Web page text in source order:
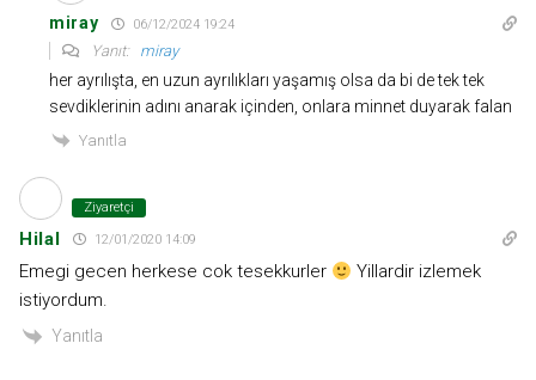
miray 06/12/2024 19:24
Yanıt: miray
her ayrılışta, en uzun ayrılıkları yaşamış olsa da bi de tek tek
sevdiklerinin adını anarak içinden, onlara minnet duyarak falan
Yanıtla
Ziyaretçi
Hilal 12/01/2020 14:09
Emegi gecen herkese cok tesekkurler
Yillardir izlemek
istiyordum.
Yanıtla